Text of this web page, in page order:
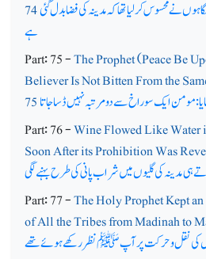
74نے محسوس کرلیا تھا کہ مدینہ کی فضا بدل گئی
ہے
Part: 75 -The Prophet (Peace Be
Believer Is Not Bitten From the
75ایک سوراخ سے دو مرتبہ نہیں ڈسا جاتا
Part: 76 -Wine Flowed Like Water
Soon After its Prohibition Was
ہی مدینہ کی گلیوں میں شراب پانی کی طرح بہنے لگی
Part: 77 -The Holy Prophet Kept
of All the Tribes from Madinah to
کی نقل وحرکت پرآپ ﷺ نظر رکھے ہوئے تھے